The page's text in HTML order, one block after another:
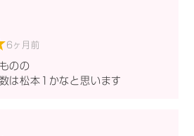
6ヶ月前
のの
は松本1かなと思います